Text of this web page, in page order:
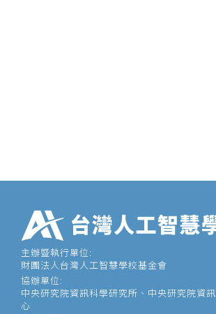
主辦暨執行單位:
財團法人台灣人工智慧學校基金會
協辦單位:
中央研究院資訊科學研究所、中央研究院資
心